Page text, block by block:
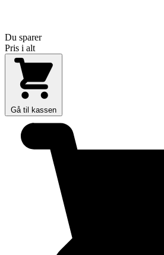
Du sparer
Pris i alt
Gå til kassen